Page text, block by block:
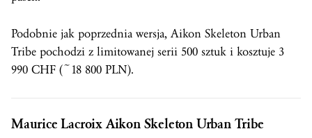
Podobnie jak poprzednia wersja, Aikon Skeleton Urban
Tribe pochodzi z limitowanej serii 500 sztuk i kosztuje 3
990 CHF (~18 800 PLN).
Maurice Lacroix Aikon Skeleton Urban Tribe